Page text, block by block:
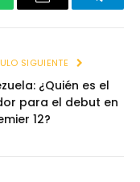
Email
SIGUIENTE
¿Quién es el
para el debut en
12?